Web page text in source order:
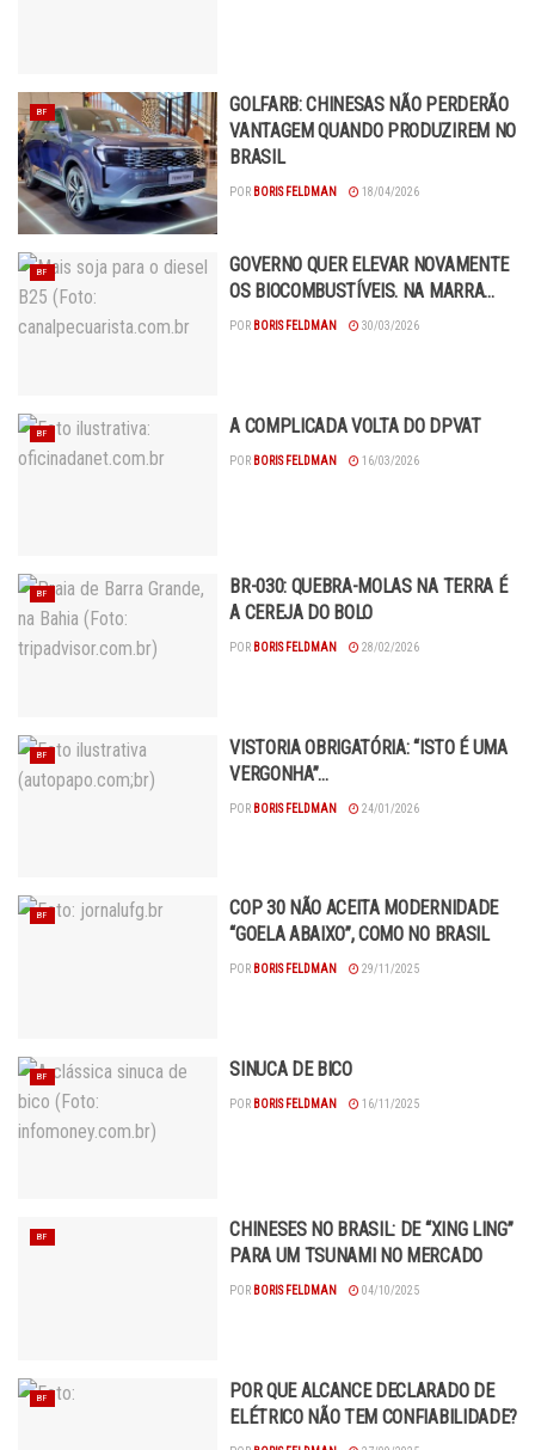
BF
GOLFARB: CHINESAS NÃO PERDERÃO
VANTAGEM QUANDO PRODUZIREM NO
BRASIL
POR BORIS FELDMAN 18/04/2026
BF
GOVERNO QUER ELEVAR NOVAMENTE
OS BIOCOMBUSTÍVEIS. NA MARRA…
POR BORIS FELDMAN 30/03/2026
BF A COMPLICADA VOLTA DO DPVAT
POR BORIS FELDMAN 16/03/2026
BF
BR-030: QUEBRA-MOLAS NA TERRA É
A CEREJA DO BOLO
POR BORIS FELDMAN 28/02/2026
BF
VISTORIA OBRIGATÓRIA: “ISTO É UMA
VERGONHA”…
POR BORIS FELDMAN 24/01/2026
BF
COP 30 NÃO ACEITA MODERNIDADE
“GOELA ABAIXO”, COMO NO BRASIL
POR BORIS FELDMAN 29/11/2025
BF SINUCA DE BICO
POR BORIS FELDMAN 16/11/2025
BF
CHINESES NO BRASIL: DE “XING LING”
PARA UM TSUNAMI NO MERCADO
POR BORIS FELDMAN 04/10/2025
BF
POR QUE ALCANCE DECLARADO DE
ELÉTRICO NÃO TEM CONFIABILIDADE?